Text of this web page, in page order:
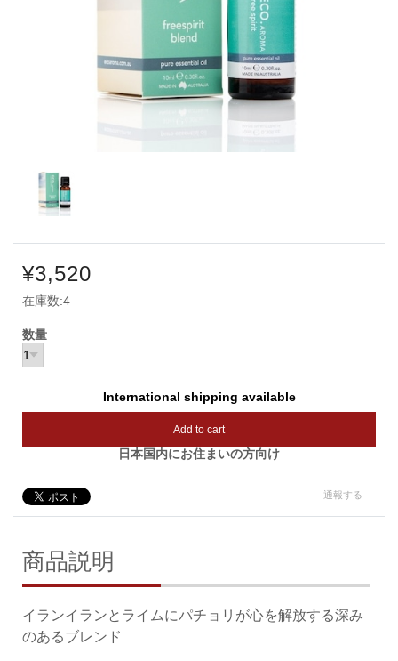
¥3,520
在庫数:4
数量
International shipping available
Add to cart
日本国内にお住まいの方向け
通報する
商品説明
イランイランとライムにパチョリが心を解放する深み
のあるブレンド